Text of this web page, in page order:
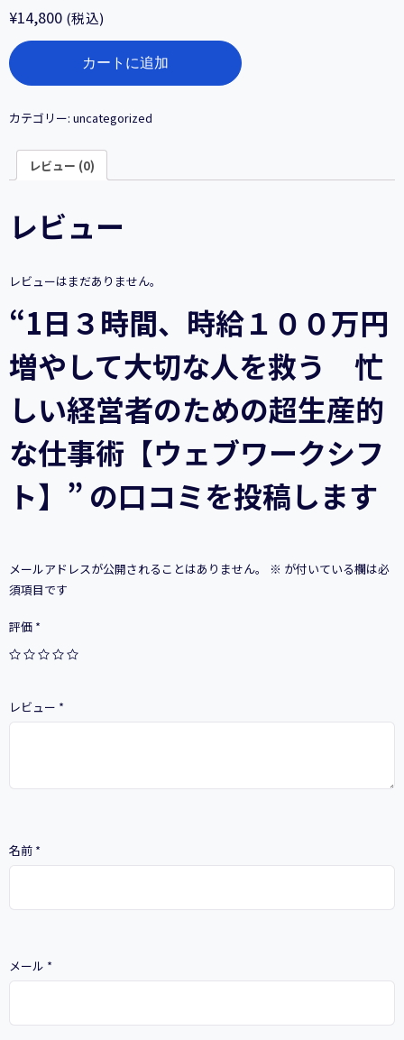
¥14,800 (税込)
1
日
３
間、
給
０
万
円
し
て
大
な
人
救
う
忙
し
営
た
め
の
生
産
的
仕
事
ブ
シ
フ
個
カートに追加
カテゴリー: uncategorized
レビュー (0)
レビュー
レビューはまだありません。
“1日３時間、時給１００万円
増やして大切な人を救う 忙
しい経営者のための超生産的
な仕事術【ウェブワークシフ
ト】” の口コミを投稿します
メールアドレスが公開されることはありません。 ※ が付いている欄は必
須項目です
評価 *
レビュー *
名前 *
メール *